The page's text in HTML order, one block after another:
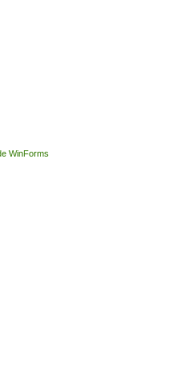
WinForms